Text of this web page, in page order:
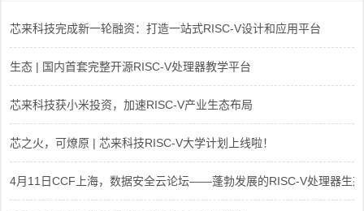
芯来科技完成新一轮融资：打造一站式RISC-V设计和应用平台
生态 | 国内首套完整开源RISC-V处理器教学平台
芯来科技获小米投资，加速RISC-V产业生态布局
芯之火，可燎原 | 芯来科技RISC-V大学计划上线啦！
4月11日CCF上海，数据安全云论坛——蓬勃发展的RISC-V处理器生态